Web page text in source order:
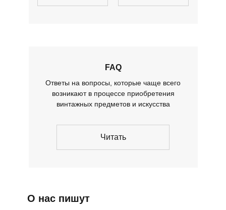
FAQ
Ответы на вопросы, которые чаще всего
возникают в процессе приобретения
винтажных предметов и искусства
Читать
О нас пишут